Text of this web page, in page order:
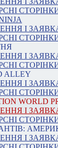
І
І
ALLEY
І
WORLD
І
І